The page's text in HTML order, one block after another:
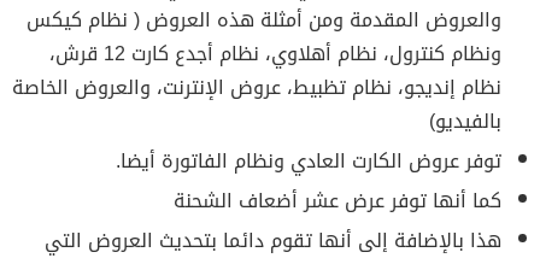
والعروض المقدمة ومن أمثلة هذه العروض ( نظام كيكس
ونظام كنترول، نظام أهلاوي، نظام أجدع كارت 12 قرش،
نظام إنديجو، نظام تظبيط، عروض الإنترنت، والعروض الخاصة
بالفيديو)
توفر عروض الكارت العادي ونظام الفاتورة أيضا.
كما أنها توفر عرض عشر أضعاف الشحنة
هذا بالإضافة إلى أنها تقوم دائما بتحديث العروض التي